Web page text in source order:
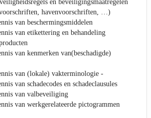
en beveiligingsmaatregelen
havenvoorschriften, …)
van beschermingsmiddelen
van etikettering en behandeling
van kenmerken van(beschadigde)
van (lokale) vakterminologie -
van schadecodes en schadeclausules
van valbeveiliging
van werkgerelateerde pictogrammen